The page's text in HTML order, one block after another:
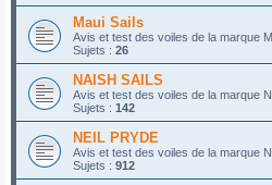
Maui Sails
Avis et test des voiles de la marque
Sujets : 26
NAISH SAILS
Avis et test des voiles de la marque
Sujets : 142
NEIL PRYDE
Avis et test des voiles de la marque
Sujets : 912